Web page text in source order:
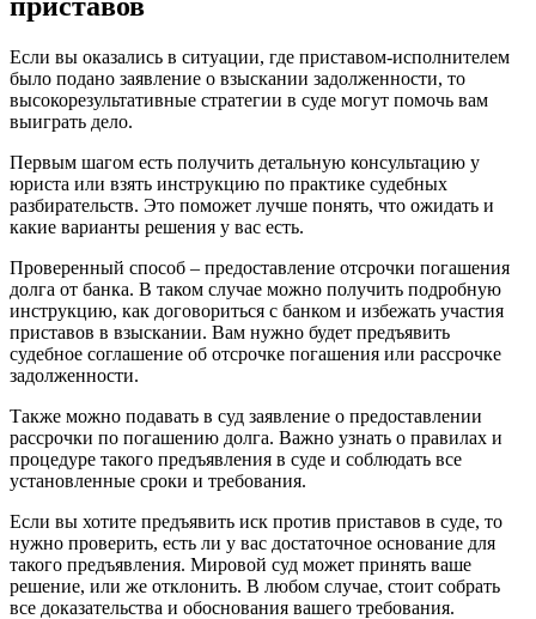
Если вы оказались в ситуации, где приставом-исполнителем
было подано заявление о взыскании задолженности, то
высокорезультативные стратегии в суде могут помочь вам
выиграть дело.
Первым шагом есть получить детальную консультацию у
юриста или взять инструкцию по практике судебных
разбирательств. Это поможет лучше понять, что ожидать и
какие варианты решения у вас есть.
Проверенный способ – предоставление отсрочки погашения
долга от банка. В таком случае можно получить подробную
инструкцию, как договориться с банком и избежать участия
приставов в взыскании. Вам нужно будет предъявить
судебное соглашение об отсрочке погашения или рассрочке
задолженности.
Также можно подавать в суд заявление о предоставлении
рассрочки по погашению долга. Важно узнать о правилах и
процедуре такого предъявления в суде и соблюдать все
установленные сроки и требования.
Если вы хотите предъявить иск против приставов в суде, то
нужно проверить, есть ли у вас достаточное основание для
такого предъявления. Мировой суд может принять ваше
решение, или же отклонить. В любом случае, стоит собрать
все доказательства и обоснования вашего требования.